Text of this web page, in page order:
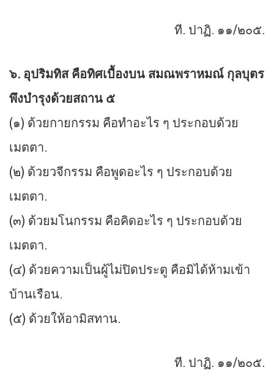
ที. ปาฏิ. ๑๑/๒๐๕.
๖. อุปริมทิส คือทิศเบื้องบน สมณพราหมณ์ กุลบุตร
พึงบำรุงด้วยสถาน ๕
(๑) ด้วยกายกรรม คือทำอะไร ๆ ประกอบด้วย
เมตตา.
(๒) ด้วยวจีกรรม คือพูดอะไร ๆ ประกอบด้วย
เมตตา.
(๓) ด้วยมโนกรรม คือคิดอะไร ๆ ประกอบด้วย
เมตตา.
(๔) ด้วยความเป็นผู้ไม่ปิดประตู คือมิได้ห้ามเข้า
บ้านเรือน.
(๕) ด้วยให้อามิสทาน.
ที. ปาฏิ. ๑๑/๒๐๕.